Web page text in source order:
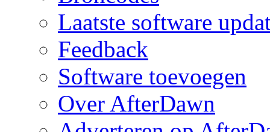
Laatste software
Feedback
Software toevoegen
Over AfterDawn